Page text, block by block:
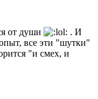
от души
. И
все эти "шутки"
"и смех, и